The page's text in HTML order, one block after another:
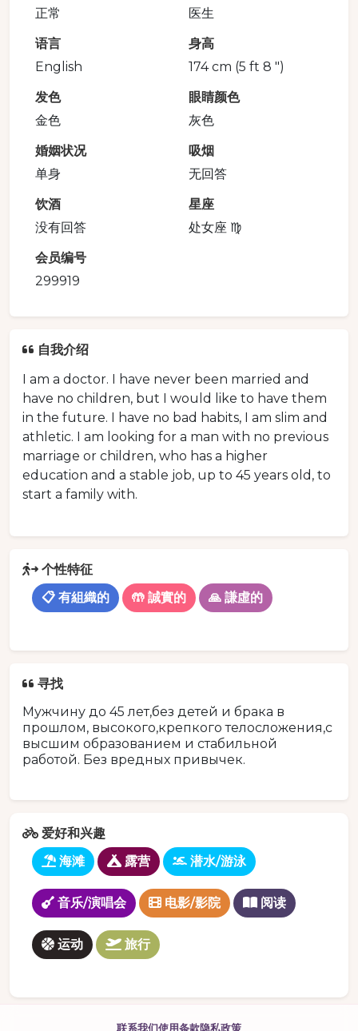
正常
医生
语言
English
身高
174 cm (5 ft 8 ")
发色
金色
眼睛颜色
灰色
婚姻状况
单身
吸烟
无回答
饮酒
没有回答
星座
处女座 ♍️
会员编号
299919
自我介绍
I am a doctor. I have never been married and
have no children, but I would like to have them
in the future. I have no bad habits, I am slim and
athletic. I am looking for a man with no previous
marriage or children, who has a higher
education and a stable job, up to 45 years old, to
start a family with.
个性特征
📋 有組織的
🤲 誠實的 🙏 謙虛的
寻找
Мужчину до 45 лет,без детей и брака в
прошлом, высокого,крепкого телосложения,с
высшим образованием и стабильной
работой. Без вредных привычек.
爱好和兴趣
海滩
露营 潜水/游泳
音乐/演唱会 电影/影院 阅读
运动 旅行
联系我们使用条款隐私政策